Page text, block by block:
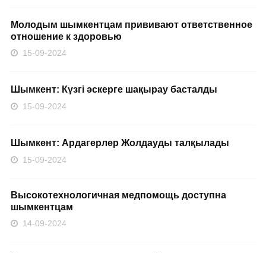
Молодым шымкентцам прививают ответственное
отношение к здоровью
15-09-2024
Шымкент: Күзгі әскерге шақырау басталды
15-09-2024
Шымкент: Ардагерлер Жолдауды талқылады
15-09-2024
Высокотехнологичная медпомощь доступна
шымкентцам
14-09-2024